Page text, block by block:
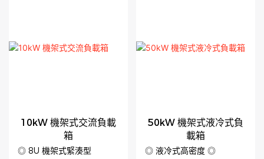
10kW 機架式交流負載
箱
◎ 8U 機架式緊湊型
50kW 機架式液冷式負
載箱
◎ 液冷式高密度 ◎